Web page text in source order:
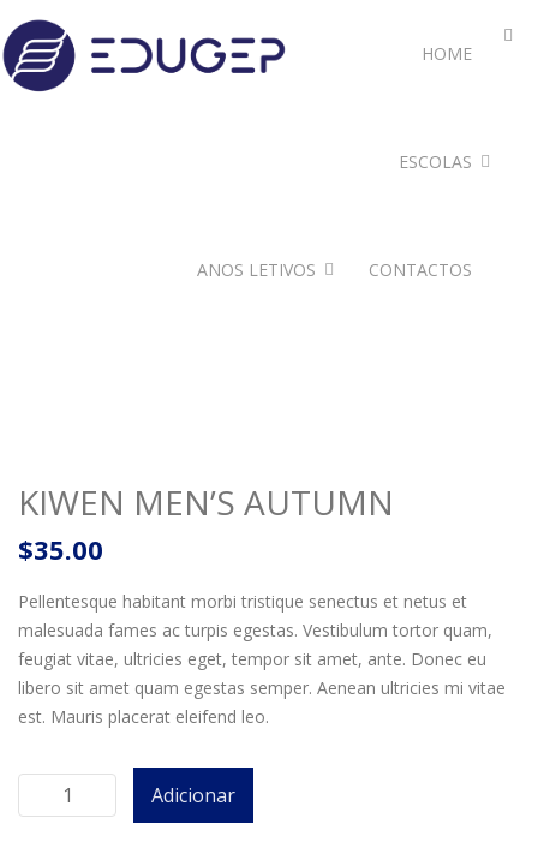
HOME
ESCOLAS
ANOS LETIVOS CONTACTOS
KIWEN MEN’S AUTUMN
$35.00
Pellentesque habitant morbi tristique senectus et netus et
malesuada fames ac turpis egestas. Vestibulum tortor quam,
feugiat vitae, ultricies eget, tempor sit amet, ante. Donec eu
libero sit amet quam egestas semper. Aenean ultricies mi vitae
est. Mauris placerat eleifend leo.
Adicionar